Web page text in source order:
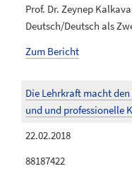
Prof. Dr. Zeynep
Deutsch/Deutsch als
Zum Bericht
Die Lehrkraft macht
und und professionelle
22.02.2018
88187422